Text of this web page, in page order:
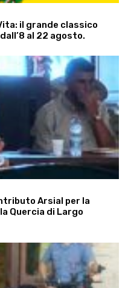
il grande classico
al 22 agosto.
Arsial per la
Quercia di Largo